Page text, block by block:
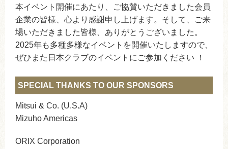
本イベント開催にあたり、ご協賛いただきました会員
企業の皆様、心より感謝申し上げます。そして、ご来
場いただきました皆様、ありがとうございました。
2025年も多種多様なイベントを開催いたしますので、
ぜひまた日本クラブのイベントにご参加ください ！
SPECIAL THANKS TO OUR SPONSORS
Mitsui & Co. (U.S.A)
Mizuho Americas
ORIX Corporation